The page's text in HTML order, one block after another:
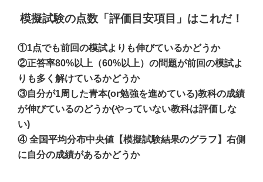
模擬試験の点数「評価目安項目」はこれだ！
①1点でも前回の模試よりも伸びているかどうか
②正答率80%以上（60%以上）の問題が前回の模試よ
りも多く 解けているかどうか
③自分が1周した青本(or勉強を進めている)教科の成績
が伸びているのどうか(やっていない教科は評価しな
い)
④ 全国平均分布中央値【模擬試験結果のグラフ】右側
に自分の成績があるかどうか